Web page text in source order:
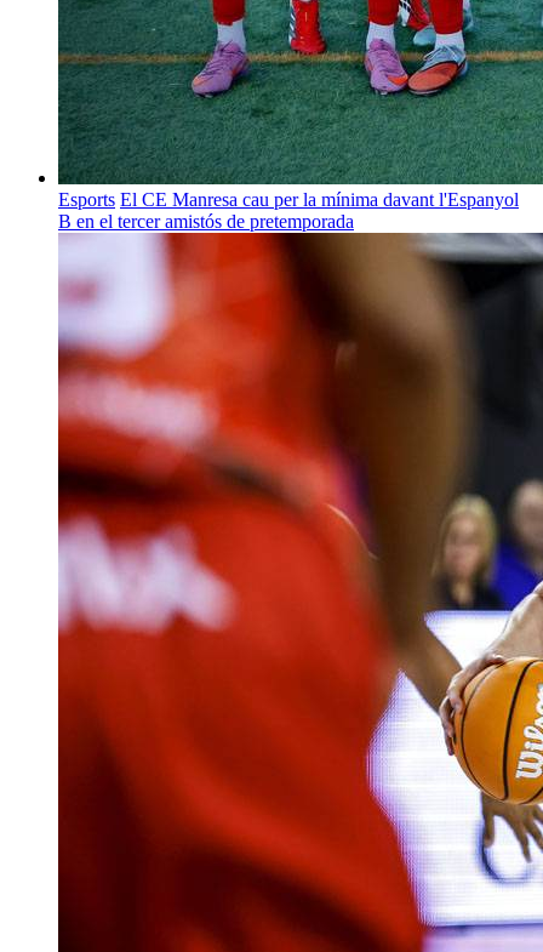
Esports El CE Manresa cau per la mínima davant l'Espanyol
B en el tercer amistós de pretemporada